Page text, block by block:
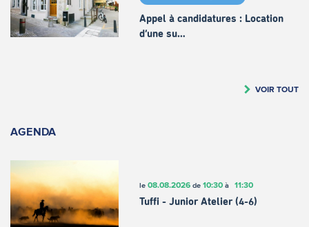
Appel à candidatures : Location
d’une su…
VOIR TOUT
AGENDA
le 08.08.2026de 10:30à 11:30
Tuffi - Junior Atelier (4-6)